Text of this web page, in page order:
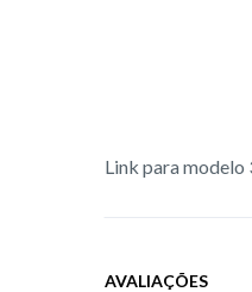
Link para modelo
AVALIAÇÕES